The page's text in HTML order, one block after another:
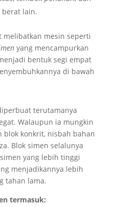
lain.
melibatkan mesin seperti
yang mencampurkan
bentuk segi empat
di bawah
terutamanya
Walaupun ia mungkin
blok konkrit, nisbah bahan
Blok simen selalunya
yang lebih tinggi
menjadikannya lebih
tahan lama.
termasuk: